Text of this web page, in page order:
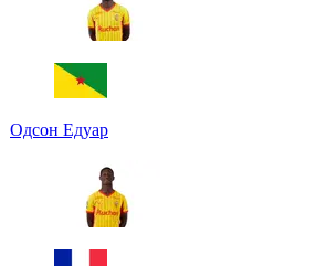
Одсон Едуар